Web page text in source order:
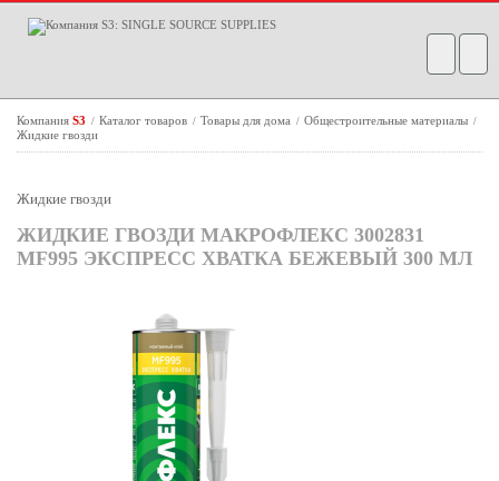
Компания S3 / Каталог товаров / Товары для дома / Общестроительные материалы /
Жидкие гвозди
Жидкие гвозди
ЖИДКИЕ ГВОЗДИ МАКРОФЛЕКС 3002831
MF995 ЭКСПРЕСС ХВАТКА БЕЖЕВЫЙ 300 МЛ